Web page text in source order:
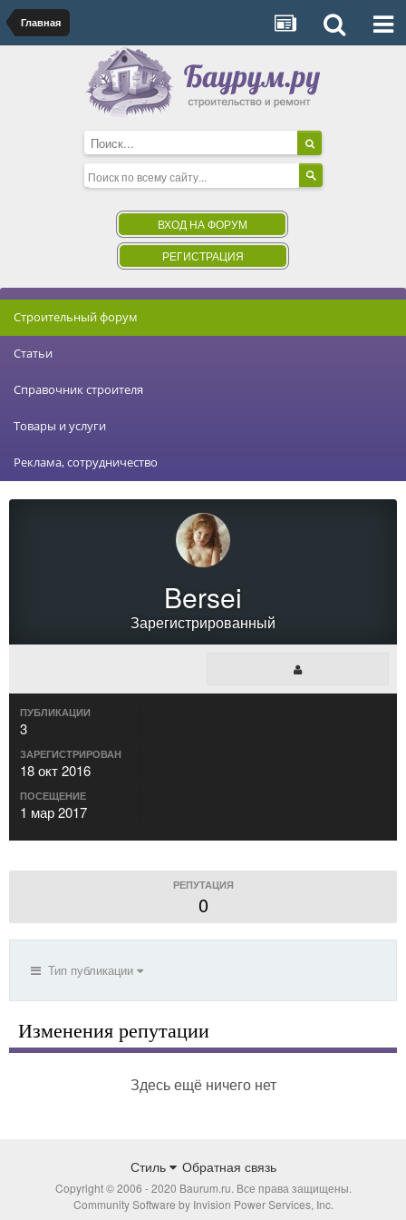
Главная
ВХОД НА ФОРУМ
РЕГИСТРАЦИЯ
Строительный форум
Статьи
Справочник строителя
Товары и услуги
Реклама, сотрудничество
Bersei
Зарегистрированный
ПУБЛИКАЦИИ
3
ЗАРЕГИСТРИРОВАН
18 окт 2016
ПОСЕЩЕНИЕ
1 мар 2017
РЕПУТАЦИЯ
0
Тип публикации
Изменения репутации
Здесь ещё ничего нет
Стиль Обратная связь
Copyright © 2006 - 2020 Baurum.ru. Все права защищены.
Community Software by Invision Power Services, Inc.